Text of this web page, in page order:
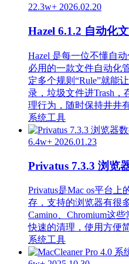
22.3w+ 2026.02.20
Hazel 6.1.2 自动化
Hazel 是每一位不懂自
必用的一款文件自动化
定多个规则“Rule”就能
录，垃圾文件进Trash，
理行为，随时保持井井
系统工具
6.4w+ 2026.01.23
Privatus 7.3.3 浏览
Privatus是Mac os平台
存，支持的浏览器有很多
Camino、Chromium这
快速的清理，使用方便
系统工具